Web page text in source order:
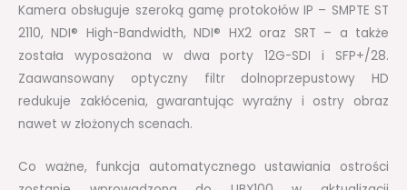
Kamera obsługuje szeroką gamę protokołów IP – SMPTE ST
2110, NDI® High-Bandwidth, NDI® HX2 oraz SRT – a także
została wyposażona w dwa porty 12G-SDI i SFP+/28.
Zaawansowany optyczny filtr dolnoprzepustowy HD
redukuje zakłócenia, gwarantując wyraźny i ostry obraz
nawet w złożonych scenach.
Co ważne, funkcja automatycznego ustawiania ostrości